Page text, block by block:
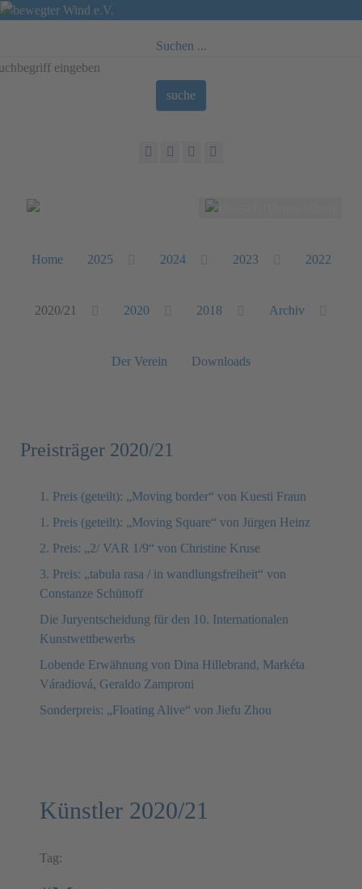
Suchen ...
suche
Sprache auswählen
Home 2025 2024 2023 2022
2020/21 2020 2018 Archiv
Der Verein Downloads
Preisträger 2020/21
1. Preis (geteilt): „Moving border“ von Kuesti Fraun
1. Preis (geteilt): „Moving Square“ von Jürgen Heinz
2. Preis: „2/ VAR 1/9“ von Christine Kruse
3. Preis: „tabula rasa / in wandlungsfreiheit“ von
Constanze Schüttoff
Die Juryentscheidung für den 10. Internationalen
Kunstwettbewerbs
Lobende Erwähnung von Dina Hillebrand, Markéta
Váradiová, Geraldo Zamproni
Sonderpreis: „Floating Alive“ von Jiefu Zhou
Künstler 2020/21
Tag: